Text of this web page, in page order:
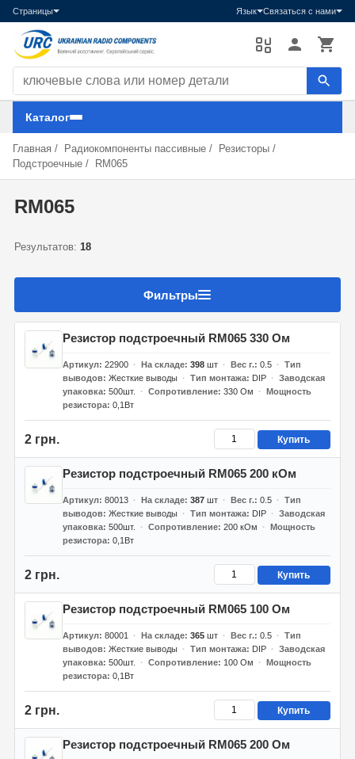
Страницы Язык Связаться с нами
Каталог
Главная / Радиокомпоненты пассивные / Резисторы /
Подстроечные / RM065
RM065
Результатов: 18
Фильтры
Резистор подстроечный RM065 330 Ом
Артикул 22900 На складе 398шт Вес г. 0.5
Тип
выводов Жесткие выводы Тип монтажа DIP
Заводская
упаковка 500шт. Сопротивление 330 Ом
Мощность
резистора 0,1Вт
2 грн. Купить
Резистор подстроечный RM065 200 кОм
Артикул 80013 На складе 387шт Вес г. 0.5
Тип
выводов Жесткие выводы Тип монтажа DIP
Заводская
упаковка 500шт. Сопротивление 200 кОм
Мощность
резистора 0,1Вт
2 грн. Купить
Резистор подстроечный RM065 100 Ом
Артикул 80001 На складе 365шт Вес г. 0.5
Тип
выводов Жесткие выводы Тип монтажа DIP
Заводская
упаковка 500шт. Сопротивление 100 Ом
Мощность
резистора 0,1Вт
2 грн. Купить
Резистор подстроечный RM065 200 Ом